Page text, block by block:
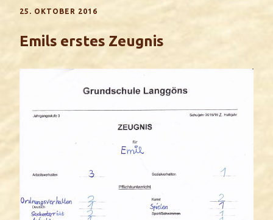
25. OKTOBER 2016
Emils erstes Zeugnis